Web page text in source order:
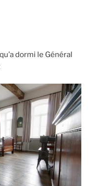
dormi le Général